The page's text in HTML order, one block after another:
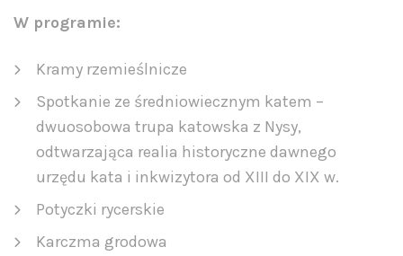
W programie:
Kramy rzemieślnicze
Spotkanie ze średniowiecznym katem –
dwuosobowa trupa katowska z Nysy,
odtwarzająca realia historyczne dawnego
urzędu kata i inkwizytora od XIII do XIX w.
Potyczki rycerskie
Karczma grodowa